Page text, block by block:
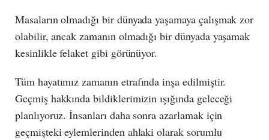
Masaların olmadığı bir dünyada yaşamaya çalışmak zor
olabilir, ancak zamanın olmadığı bir dünyada yaşamak
kesinlikle felaket gibi görünüyor.
Tüm hayatımız zamanın etrafında inşa edilmiştir.
Geçmiş hakkında bildiklerimizin ışığında geleceği
planlıyoruz. İnsanları daha sonra azarlamak için
geçmişteki eylemlerinden ahlaki olarak sorumlu